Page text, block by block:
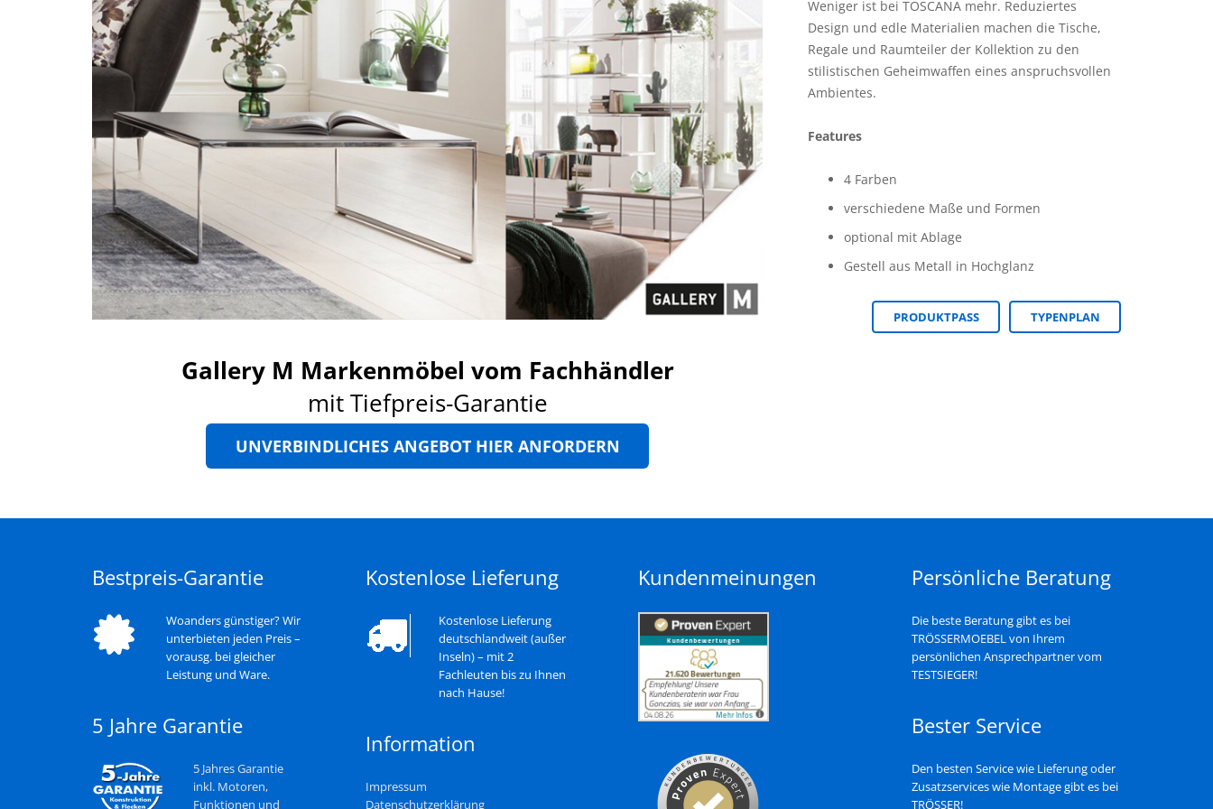
Gallery M Markenmöbel vom Fachhändler
mit Tiefpreis-Garantie
UNVERBINDLICHES ANGEBOT HIER ANFORDERN
Weniger ist bei TOSCANA mehr. Reduziertes
Design und edle Materialien machen die Tische,
Regale und Raumteiler der Kollektion zu den
stilistischen Geheimwaffen eines anspruchsvollen
Ambientes.
Features
4 Farben
verschiedene Maße und Formen
optional mit Ablage
Gestell aus Metall in Hochglanz
TYPENPLAN
PRODUKTPASS
Bestpreis-Garantie
Woanders günstiger? Wir
unterbieten jeden Preis –
vorausg. bei gleicher
Leistung und Ware.
5 Jahre Garantie
5 Jahres Garantie
inkl. Motoren,
Funktionen und
Kostenlose Lieferung
Kostenlose Lieferung
deutschlandweit (außer
Inseln) – mit 2
Fachleuten bis zu Ihnen
nach Hause!
Information
Impressum
Datenschutzerklärung
Kundenmeinungen Persönliche Beratung
Die beste Beratung gibt es bei
TRÖSSERMOEBEL von Ihrem
persönlichen Ansprechpartner vom
TESTSIEGER!
Bester Service
Den besten Service wie Lieferung oder
Zusatzservices wie Montage gibt es bei
TRÖSSER!